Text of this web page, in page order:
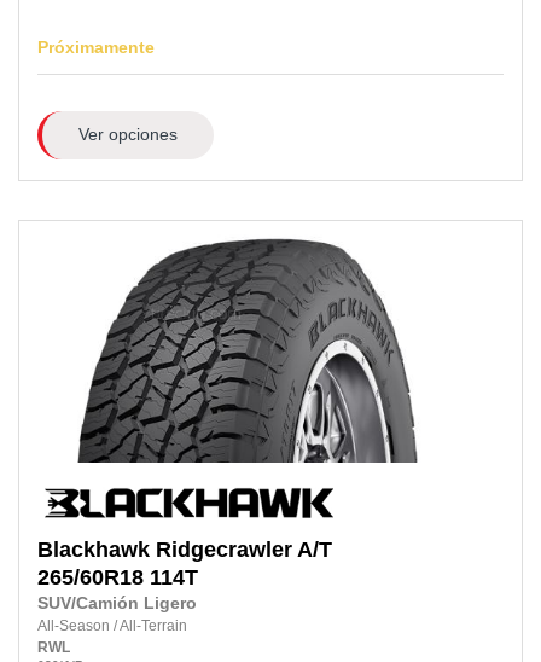
Próximamente
Ver opciones
Blackhawk Ridgecrawler A/T
265/60R18 114T
SUV/Camión Ligero
All-Season /All-Terrain
RWL